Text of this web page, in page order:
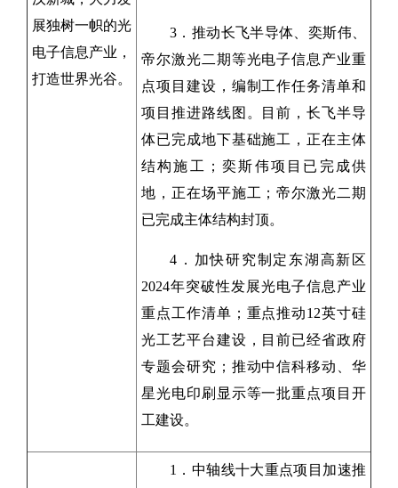
展独树一帜的光
电子信息产业，
打造世界光谷。
3．推动长飞半导体、奕斯伟、
帝尔激光二期等光电子信息产业重
点项目建设，编制工作任务清单和
项目推进路线图。目前，长飞半导
体已完成地下基础施工，正在主体
结构施工；奕斯伟项目已完成供
地，正在场平施工；帝尔激光二期
已完成主体结构封顶。
4．加快研究制定东湖高新区
2024年突破性发展光电子信息产业
重点工作清单；重点推动12英寸硅
光工艺平台建设，目前已经省政府
专题会研究；推动中信科移动、华
星光电印刷显示等一批重点项目开
工建设。
1．中轴线十大重点项目加速推